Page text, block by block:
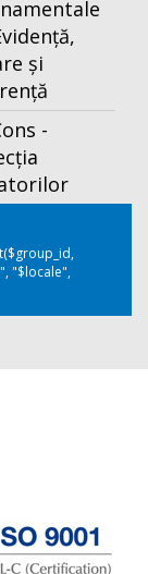
și
-
"$locale",